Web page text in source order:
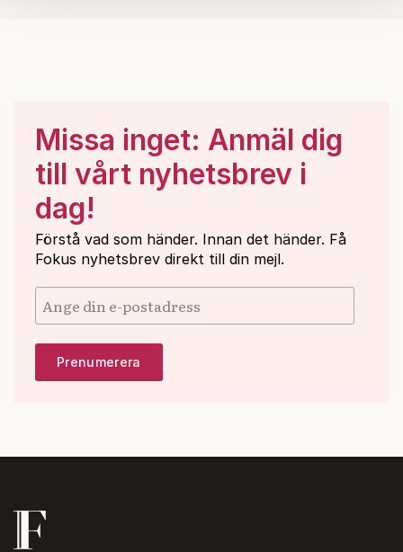
Missa inget: Anmäl dig
till vårt nyhetsbrev i
dag!
Förstå vad som händer. Innan det händer. Få
Fokus nyhetsbrev direkt till din mejl.